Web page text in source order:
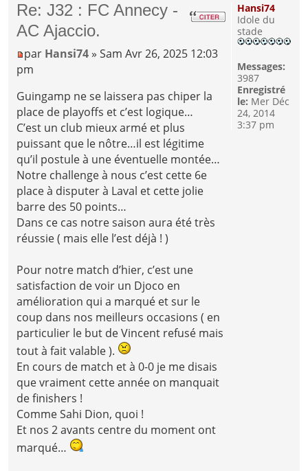
Re: J32 : FC Annecy -
AC Ajaccio.
par Hansi74 » Sam Avr 26, 2025 12:03
pm
Guingamp ne se laissera pas chiper la
place de playoffs et c’est logique…
C’est un club mieux armé et plus
puissant que le nôtre…il est légitime
qu’il postule à une éventuelle montée…
Notre challenge à nous c’est cette 6e
place à disputer à Laval et cette jolie
barre des 50 points…
Dans ce cas notre saison aura été très
réussie ( mais elle l’est déjà ! )
Pour notre match d’hier, c’est une
satisfaction de voir un Djoco en
amélioration qui a marqué et sur le
coup dans nos meilleurs occasions ( en
particulier le but de Vincent refusé mais
tout à fait valable ).
En cours de match et à 0-0 je me disais
que vraiment cette année on manquait
de finishers !
Comme Sahi Dion, quoi !
Et nos 2 avants centre du moment ont
marqué…
Hansi74
Idole du
stade
Messages:
3987
Enregistré
le: Mer Déc
24, 2014
3:37 pm